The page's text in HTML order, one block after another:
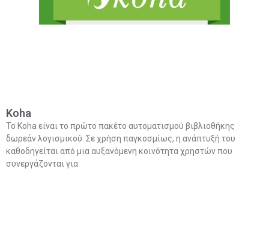
Koha
Το Koha είναι το πρώτο πακέτο αυτοματισμού βιβλιοθήκης
δωρεάν λογισμικού. Σε χρήση παγκοσμίως, η ανάπτυξή του
καθοδηγείται από μια αυξανόμενη κοινότητα χρηστών που
συνεργάζονται για